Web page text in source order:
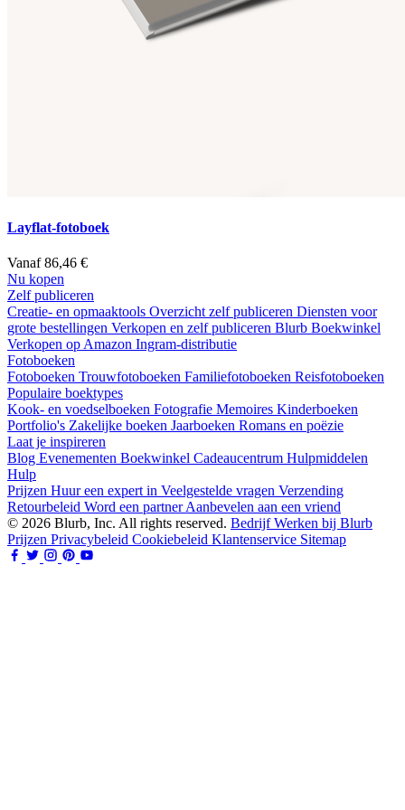
Layflat-fotoboek
Vanaf 86,46 €
Nu kopen
Zelf publiceren
Creatie- en opmaaktools Overzicht zelf publiceren Diensten voor
grote bestellingen Verkopen en zelf publiceren Blurb Boekwinkel
Verkopen op Amazon Ingram-distributie
Fotoboeken
Fotoboeken Trouwfotoboeken Familiefotoboeken Reisfotoboeken
Populaire boektypes
Kook- en voedselboeken Fotografie Memoires Kinderboeken
Portfolio's Zakelijke boeken Jaarboeken Romans en poëzie
Laat je inspireren
Blog Evenementen Boekwinkel Cadeaucentrum Hulpmiddelen
Hulp
Prijzen Huur een expert in Veelgestelde vragen Verzending
Retourbeleid Word een partnerAanbevelen aan een vriend
© 2026 Blurb, Inc. All rights reserved. BedrijfWerken bij Blurb
Prijzen Privacybeleid Cookiebeleid Klantenservice Sitemap